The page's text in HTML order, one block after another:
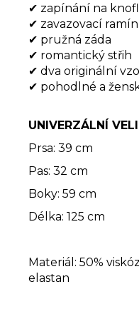
✔ zapínání na
✔ zavazovací
✔ pružná záda
✔ romantický střih
✔ dva originální
✔ pohodlné a
UNIVERZÁLNÍ
Prsa: 39 cm
Pas: 32 cm
Boky: 59 cm
Délka: 125 cm
Materiál: 50%
elastan